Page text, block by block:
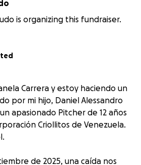
is organizing this fundraiser.
Carrera y estoy haciendo un
por mi hijo, Daniel Alessandro
apasionado Pitcher de 12 años
Criollitos de Venezuela.
de 2025, una caída nos